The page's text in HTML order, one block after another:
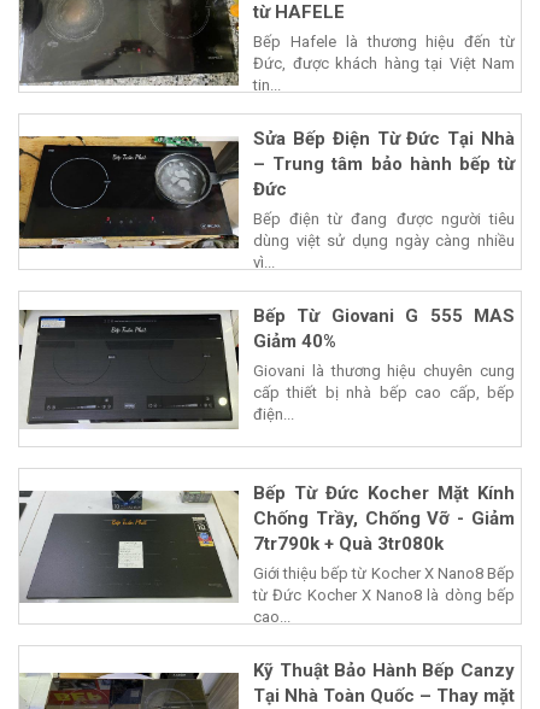
từ HAFELE
Bếp Hafele là thương hiệu đến từ
Đức, được khách hàng tại Việt Nam
tin...
Sửa Bếp Điện Từ Đức Tại Nhà
– Trung tâm bảo hành bếp từ
Đức
Bếp điện từ đang được người tiêu
dùng việt sử dụng ngày càng nhiều
vì...
Bếp Từ Giovani G 555 MAS
Giảm 40%
Giovani là thương hiệu chuyên cung
cấp thiết bị nhà bếp cao cấp, bếp
điện...
Bếp Từ Đức Kocher Mặt Kính
Chống Trầy, Chống Vỡ - Giảm
7tr790k + Quà 3tr080k
Giới thiệu bếp từ Kocher X Nano8 Bếp
từ Đức Kocher X Nano8 là dòng bếp
cao...
Kỹ Thuật Bảo Hành Bếp Canzy
Tại Nhà Toàn Quốc – Thay mặt